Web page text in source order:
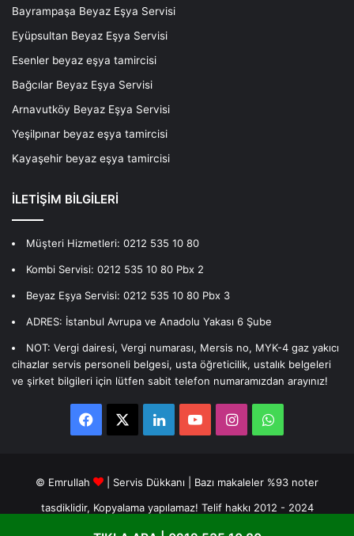
Bayrampaşa Beyaz Eşya Servisi
Eyüpsultan Beyaz Eşya Servisi
Esenler beyaz eşya tamircisi
Bağcılar Beyaz Eşya Servisi
Arnavutköy Beyaz Eşya Servisi
Yeşilpınar beyaz eşya tamircisi
Kayaşehir beyaz eşya tamircisi
İLETİŞİM BİLGİLERİ
Müşteri Hizmetleri: 0212 535 10 80
Kombi Servisi: 0212 535 10 80 Pbx 2
Beyaz Eşya Servisi: 0212 535 10 80 Pbx 3
ADRES: İstanbul Avrupa ve Anadolu Yakası 6 Şube
NOT: Vergi dairesi, Vergi numarası, Mersis no, MYK-4 gaz yakıcı
cihazlar servis personeli belgesi, usta öğreticilik, ustalık belgeleri
ve şirket bilgileri için lütfen sabit telefon numaramızdan arayınız!
Facebook LinkedInYouTubeInstagramWhatsApp
© Emrullah
| Servis Dükkanı | Bazı makaleler %93 noter
tasdiklidir, Kopyalama yapılamaz! Telif hakkı 2012 - 2024
Hakkımızda
Yasal uyarı Gizlilik sözleşmesi